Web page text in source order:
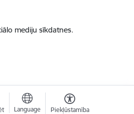
mediju sīkdatnes.
Language Piekļūstamība